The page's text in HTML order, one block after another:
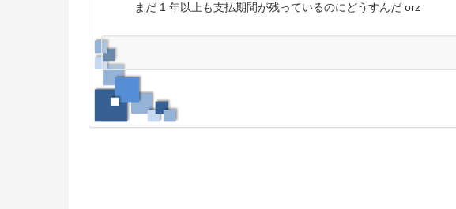
まだ 1 年以上も支払期間が残っているのにどうすんだ orz